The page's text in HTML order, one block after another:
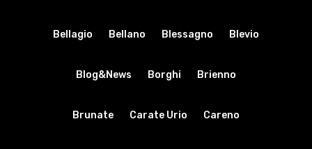
Bellagio Bellano Blessagno Blevio
Blog&News Borghi Brienno
Brunate Carate Urio Careno